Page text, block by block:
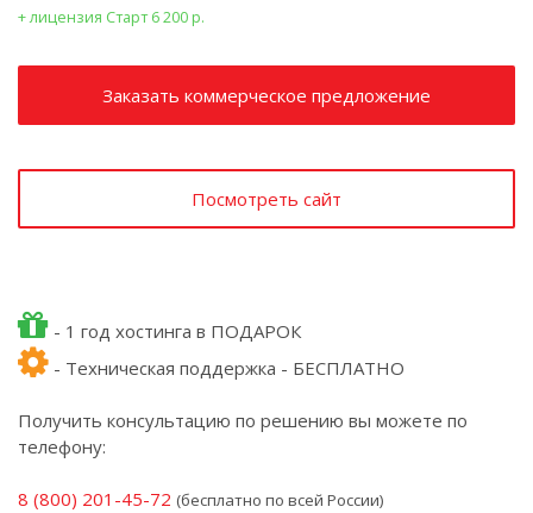
+ лицензия Старт 6 200 р.
Заказать коммерческое предложение
Посмотреть сайт
- 1 год хостинга в ПОДАРОК
- Техническая поддержка - БЕСПЛАТНО
Получить консультацию по решению вы можете по
телефону:
8 (800) 201-45-72 (бесплатно по всей России)